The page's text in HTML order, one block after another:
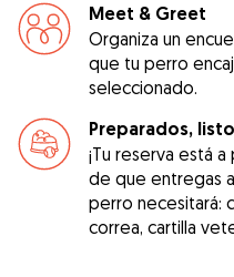
Meet & Greet
Organiza un
que tu perro
seleccionado.
Preparados,
¡Tu reserva está
de que entregas
perro necesitará:
correa, cartilla